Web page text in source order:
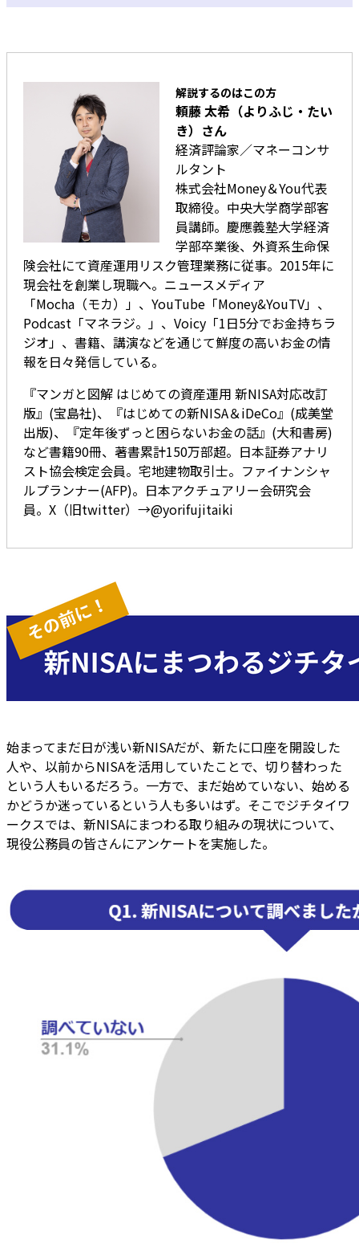
解説するのはこの方
頼藤 太希（よりふじ・たい
き）さん
経済評論家／マネーコンサ
ルタント
株式会社Money＆You代表
取締役。中央大学商学部客
員講師。慶應義塾大学経済
学部卒業後、外資系生命保
険会社にて資産運用リスク管理業務に従事。2015年に
現会社を創業し現職へ。ニュースメディア
「Mocha（モカ）」、YouTube「Money&YouTV」、
Podcast「マネラジ。」、Voicy「1日5分でお金持ちラ
ジオ」、書籍、講演などを通じて鮮度の高いお金の情
報を日々発信している。
『マンガと図解 はじめての資産運用 新NISA対応改訂
版』(宝島社)、『はじめての新NISA＆iDeCo』(成美堂
出版)、『定年後ずっと困らないお金の話』(大和書房)
など書籍90冊、著書累計150万部超。日本証券アナリ
スト協会検定会員。宅地建物取引士。ファイナンシャ
ルプランナー(AFP)。日本アクチュアリー会研究会
員。X（旧twitter）→@yorifujitaiki
始まってまだ日が浅い新NISAだが、新たに口座を開設した
人や、以前からNISAを活用していたことで、切り替わった
という人もいるだろう。一方で、まだ始めていない、始める
かどうか迷っているという人も多いはず。そこでジチタイワ
ークスでは、新NISAにまつわる取り組みの現状について、
現役公務員の皆さんにアンケートを実施した。